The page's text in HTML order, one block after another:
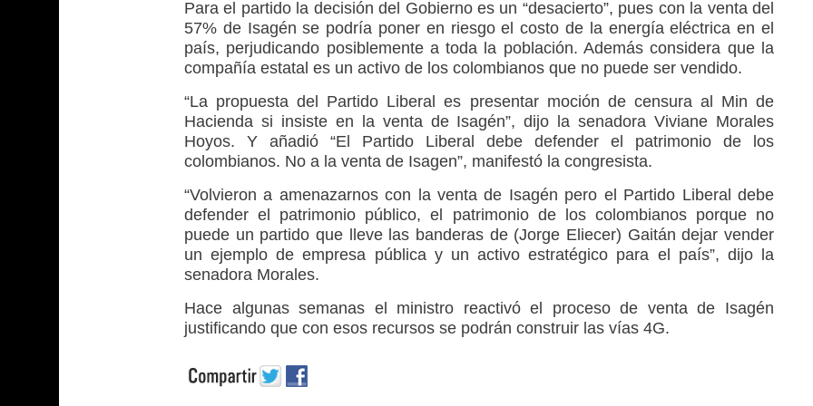
Para el partido la decisión del Gobierno es un “desacierto”, pues con la venta del
57% de Isagén se podría poner en riesgo el costo de la energía eléctrica en el
país, perjudicando posiblemente a toda la población. Además considera que la
compañía estatal es un activo de los colombianos que no puede ser vendido.
“La propuesta del Partido Liberal es presentar moción de censura al Min de
Hacienda si insiste en la venta de Isagén”, dijo la senadora Viviane Morales
Hoyos. Y añadió “El Partido Liberal debe defender el patrimonio de los
colombianos. No a la venta de Isagen”, manifestó la congresista.
“Volvieron a amenazarnos con la venta de Isagén pero el Partido Liberal debe
defender el patrimonio público, el patrimonio de los colombianos porque no
puede un partido que lleve las banderas de (Jorge Eliecer) Gaitán dejar vender
un ejemplo de empresa pública y un activo estratégico para el país”, dijo la
senadora Morales.
Hace algunas semanas el ministro reactivó el proceso de venta de Isagén
justificando que con esos recursos se podrán construir las vías 4G.